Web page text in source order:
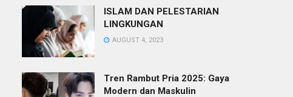
ISLAM DAN PELESTARIAN
LINGKUNGAN
AUGUST 4, 2023
Tren Rambut Pria 2025: Gaya
Modern dan Maskulin